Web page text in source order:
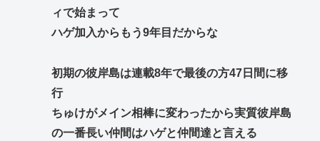
ィで始まって
ハゲ加入からもう9年目だからな
初期の彼岸島は連載8年で最後の方47日間に移
行
ちゅけがメイン相棒に変わったから実質彼岸島
の一番長い仲間はハゲと仲間達と言える